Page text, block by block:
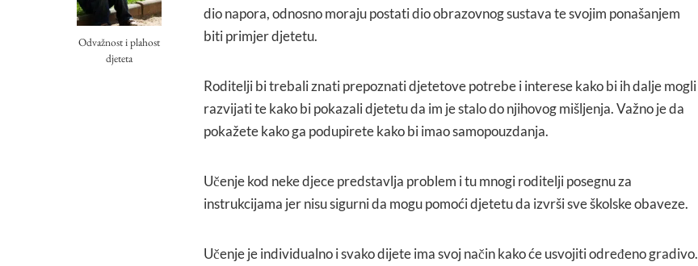
Odvažnost i plahost
djeteta
dio napora, odnosno moraju postati dio obrazovnog sustava te svojim ponašanjem
biti primjer djetetu.
Roditelji bi trebali znati prepoznati djetetove potrebe i interese kako bi ih dalje mogli
razvijati te kako bi pokazali djetetu da im je stalo do njihovog mišljenja. Važno je da
pokažete kako ga podupirete kako bi imao samopouzdanja.
Učenje kod neke djece predstavlja problem i tu mnogi roditelji posegnu za
instrukcijama jer nisu sigurni da mogu pomoći djetetu da izvrši sve školske obaveze.
Učenje je individualno i svako dijete ima svoj način kako će usvojiti određeno gradivo.